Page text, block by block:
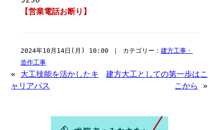
【営業電話お断り】
2024年10月14日(月) 10:00 ｜ カテゴリー：建方工事・
造作工事
« 大工技能を活かしたキ
ャリアパス
建方大工としての第一歩はこ
こから
»